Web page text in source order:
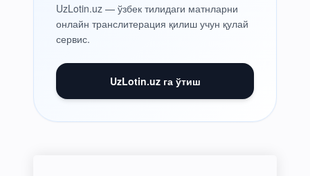
UzLotin.uz — ўзбек тилидаги матнларни
онлайн транслитерация қилиш учун қулай
сервис.
UzLotin.uz га ўтиш